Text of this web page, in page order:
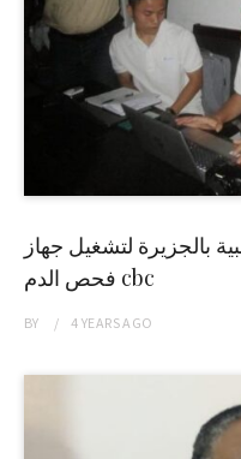
بالجزيرة لتشغيل جهاز
فحص الدم cbc
BY 4 YEARSAGO